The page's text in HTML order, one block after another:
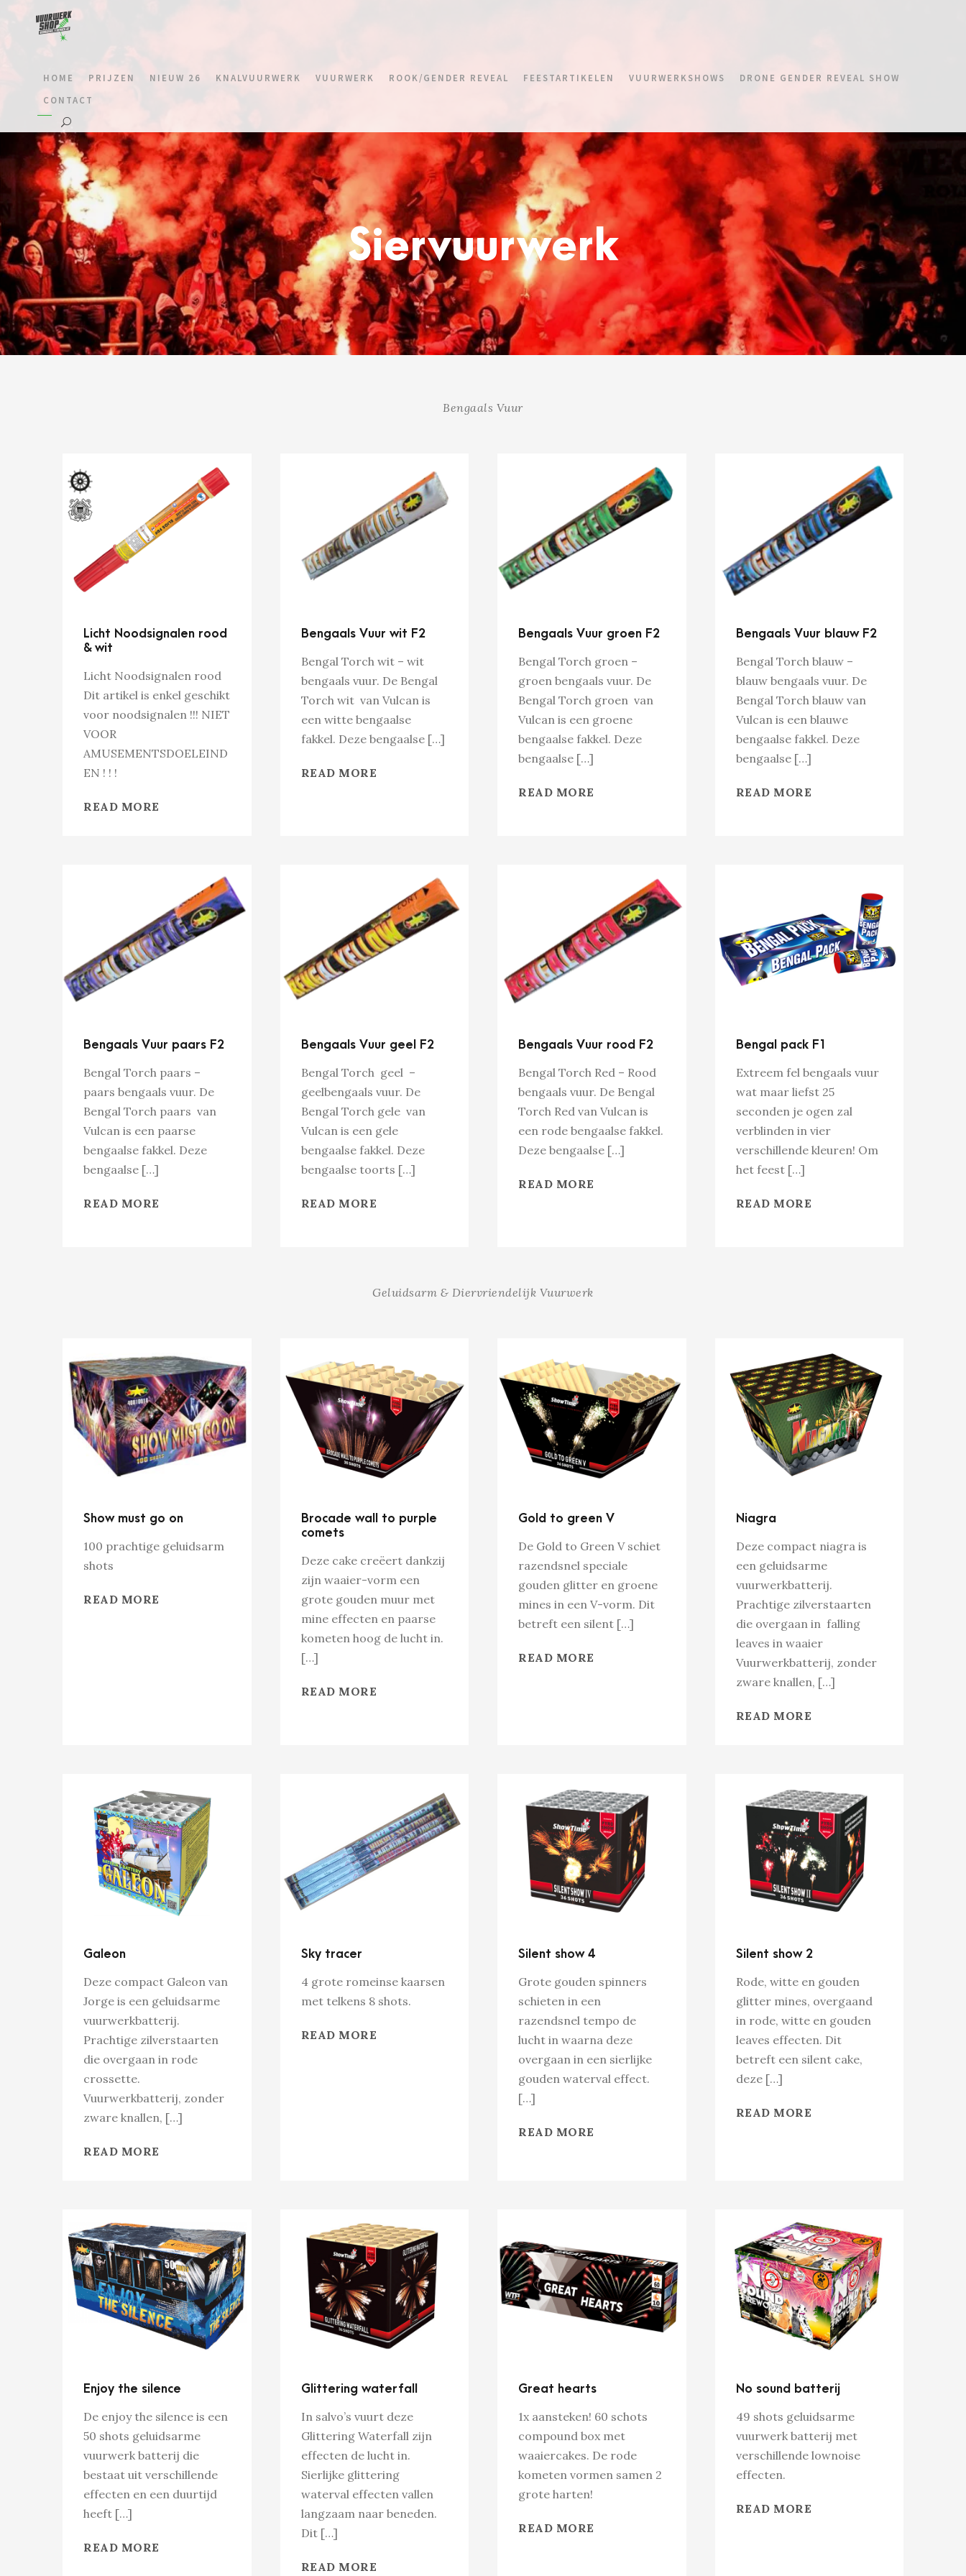
HOME PRIJZEN NIEUW 26 KNALVUURWERK VUURWERK ROOK/GENDER REVEAL FEESTARTIKELEN VUURWERKSHOWS
DRONE GENDER REVEAL SHOW
CONTACT
Siervuurwerk
Bengaals Vuur
Licht Noodsignalen rood
& wit
Licht Noodsignalen rood
Dit artikel is enkel geschikt
voor noodsignalen !!! NIET
VOOR
AMUSEMENTSDOELEIND
EN ! ! !
READ MORE
Bengaals Vuur wit F2
Bengal Torch wit – wit
bengaals vuur. De Bengal
Torch wit van Vulcan is
een witte bengaalse
fakkel. Deze bengaalse […]
READ MORE
Bengaals Vuur groen F2
Bengal Torch groen –
groen bengaals vuur. De
Bengal Torch groen van
Vulcan is een groene
bengaalse fakkel. Deze
bengaalse […]
READ MORE
Bengaals Vuur blauw F2
Bengal Torch blauw –
blauw bengaals vuur. De
Bengal Torch blauw van
Vulcan is een blauwe
bengaalse fakkel. Deze
bengaalse […]
READ MORE
Bengaals Vuur paars F2
Bengal Torch paars –
paars bengaals vuur. De
Bengal Torch paars van
Vulcan is een paarse
bengaalse fakkel. Deze
bengaalse […]
READ MORE
Bengaals Vuur geel F2
Bengal Torch geel –
geelbengaals vuur. De
Bengal Torch gele van
Vulcan is een gele
bengaalse fakkel. Deze
bengaalse toorts […]
READ MORE
Bengaals Vuur rood F2
Bengal Torch Red – Rood
bengaals vuur. De Bengal
Torch Red van Vulcan is
een rode bengaalse fakkel.
Deze bengaalse […]
READ MORE
Bengal pack F1
Extreem fel bengaals vuur
wat maar liefst 25
seconden je ogen zal
verblinden in vier
verschillende kleuren! Om
het feest […]
READ MORE
Geluidsarm & Diervriendelijk Vuurwerk
Show must go on
100 prachtige geluidsarm
shots
READ MORE
Brocade wall to purple
comets
Deze cake creëert dankzij
zijn waaier-vorm een
grote gouden muur met
mine effecten en paarse
kometen hoog de lucht in.
[…]
READ MORE
Gold to green V
De Gold to Green V schiet
razendsnel speciale
gouden glitter en groene
mines in een V-vorm. Dit
betreft een silent […]
READ MORE
Niagra
Deze compact niagra is
een geluidsarme
vuurwerkbatterij.
Prachtige zilverstaarten
die overgaan in falling
leaves in waaier
Vuurwerkbatterij, zonder
zware knallen, […]
READ MORE
Galeon
Deze compact Galeon van
Jorge is een geluidsarme
vuurwerkbatterij.
Prachtige zilverstaarten
die overgaan in rode
crossette.
Vuurwerkbatterij, zonder
zware knallen, […]
READ MORE
Sky tracer
4 grote romeinse kaarsen
met telkens 8 shots.
READ MORE
Silent show 4
Grote gouden spinners
schieten in een
razendsnel tempo de
lucht in waarna deze
overgaan in een sierlijke
gouden waterval effect.
[…]
READ MORE
Silent show 2
Rode, witte en gouden
glitter mines, overgaand
in rode, witte en gouden
leaves effecten. Dit
betreft een silent cake,
deze […]
READ MORE
Enjoy the silence
De enjoy the silence is een
50 shots geluidsarme
vuurwerk batterij die
bestaat uit verschillende
effecten en een duurtijd
heeft […]
READ MORE
Glittering waterfall
In salvo’s vuurt deze
Glittering Waterfall zijn
effecten de lucht in.
Sierlijke glittering
waterval effecten vallen
langzaam naar beneden.
Dit […]
READ MORE
Great hearts
1x aansteken! 60 schots
compound box met
waaiercakes. De rode
kometen vormen samen 2
grote harten!
READ MORE
No sound batterij
49 shots geluidsarme
vuurwerk batterij met
verschillende lownoise
effecten.
READ MORE